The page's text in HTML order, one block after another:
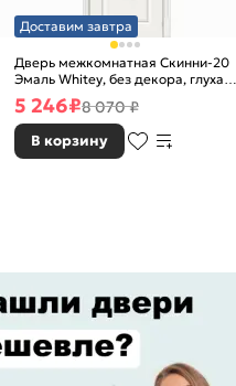
Доставим завтра
Дверь межкомнатная Скинни-20
Эмаль Whitey, без декора, глухая,
без стекла, без кромки, скиновая
5 246₽8 070 ₽
В корзину